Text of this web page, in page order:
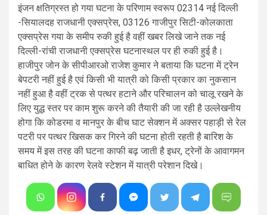
इंजन क्षतिग्रस्त हो गया घटना के परिणाम स्वरूप 02314 नई दिल्ली
-सियालदह राजधानी एक्सप्रेस, 03126 गाजीपुर सिटी-कोलकाता
एक्सप्रेस गया के समीप रुकी हुई है वहीं खबर लिखे जाने तक नई
दिल्ली-रांची राजधानी एक्सप्रेस घटनास्थल पर ही रुकी हुई है।
हाजीपुर जोन के सीपीआरओ राजेश कुमार ने बताया कि घटना में ट्रेन
बेपटरी नहीं हुई है एवं किसी भी यात्री को किसी प्रकार का नुकसान
नहीं हुआ है वहीं ट्रक से पत्थर हटाने और परिचालन को चालू रखने के
लिए युद्ध स्तर पर काम शुरू करने की तैयारी की जा रही है उल्लेखनीय
होगा कि कोडरमा व मानपुर के बीच घाट सेक्शन में अक्सर पहाड़ी से रेल
पटरी पर पत्थर खिसक कर गिरने की घटना होती रहती है बारिश के
समय में इस तरह की घटना काफी बढ़ जाती है इधर, ट्रेनों के आवागमन
बाधित होने के कारण रेलवे स्टेशन में यात्री परेशान दिखे।